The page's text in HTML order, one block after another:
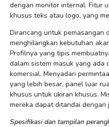
dengan monitor internal. Fitur
khusus teks atau logo, yang
Dirancang untuk pemasangan
menghilangkan kebutuhan
Profilnya yang tipis
dalam sistem masuk yang ada
komersial. Menyadari
yang lebih besar, panel luar
khusus untuk ukiran khusus.
mereka dapat ditandai dengan
Spesifikasi dan tampilan